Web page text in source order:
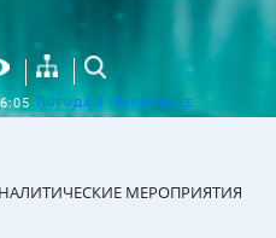
Погода в Мурманске
МЕРОПРИЯТИЯ